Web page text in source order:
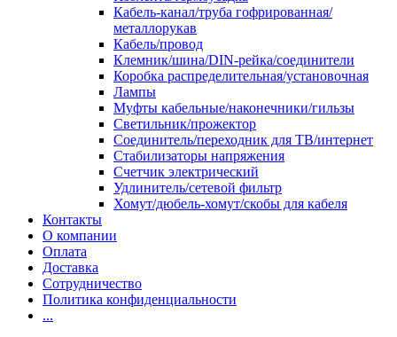
Кабель-канал/труба гофрированная/
металлорукав
Кабель/провод
Клемник/шина/DIN-рейка/соединители
Коробка распределительная/установочная
Лампы
Муфты кабельные/наконечники/гильзы
Светильник/прожектор
Соединитель/переходник для ТВ/интернет
Стабилизаторы напряжения
Счетчик электрический
Удлинитель/сетевой фильтр
Хомут/дюбель-хомут/скобы для кабеля
Контакты
О компании
Оплата
Доставка
Сотрудничество
Политика конфиденциальности
...